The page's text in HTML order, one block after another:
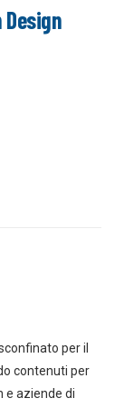
per il
contenuti per
e aziende di